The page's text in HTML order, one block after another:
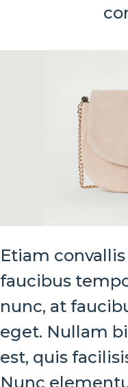
Etiam
faucibus
nunc, at
eget. Nullam
est, quis
Nunc